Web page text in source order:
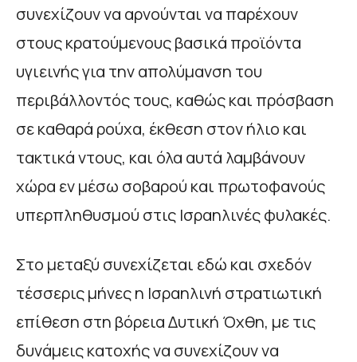
συνεχίζουν να αρνούνται να παρέχουν
στους κρατούμενους βασικά προϊόντα
υγιεινής για την απολύμανση του
περιβάλλοντός τους, καθώς και πρόσβαση
σε καθαρά ρούχα, έκθεση στον ήλιο και
τακτικά ντους, και όλα αυτά λαμβάνουν
χώρα εν μέσω σοβαρού και πρωτοφανούς
υπερπληθυσμού στις Ισραηλινές φυλακές.
Στο μεταξύ συνεχίζεται εδώ και σχεδόν
τέσσερις μήνες η Ισραηλινή στρατιωτική
επίθεση στη βόρεια Δυτική Όχθη, με τις
δυνάμεις κατοχής να συνεχίζουν να